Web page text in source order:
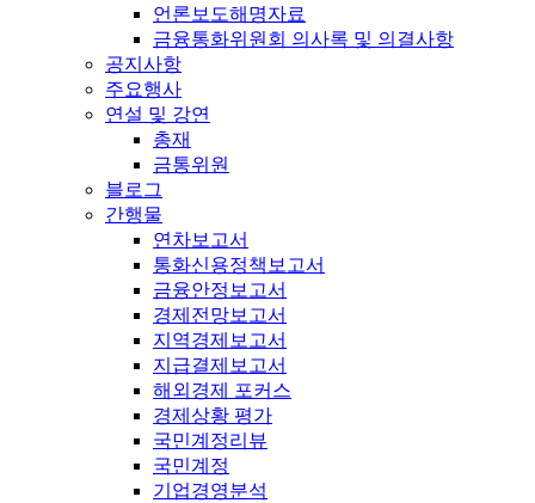
언론보도해명자료
금융통화위원회 의사록 및 의결사항
공지사항
주요행사
연설 및 강연
총재
금통위원
블로그
간행물
연차보고서
통화신용정책보고서
금융안정보고서
경제전망보고서
지역경제보고서
지급결제보고서
해외경제 포커스
경제상황 평가
국민계정리뷰
국민계정
기업경영분석